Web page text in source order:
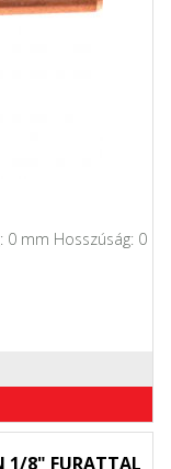
0 mm Hosszúság: 0
1/8" FURATTAL